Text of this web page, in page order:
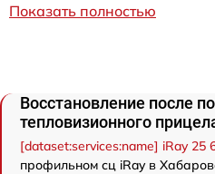
Показать полностью
Восстановление после
тепловизионного
[dataset:services:name] iRay 25
профильном сц iRay в